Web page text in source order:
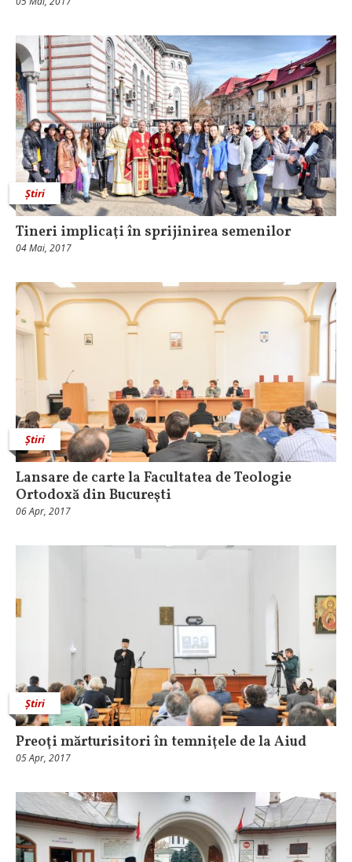
Știri
Tineri implicaţi în sprijinirea semenilor
04 Mai, 2017
Știri
Lansare de carte la Facultatea de Teologie
Ortodoxă din Bucureşti
06 Apr, 2017
Știri
Preoţi mărturisitori în temniţele de la Aiud
05 Apr, 2017